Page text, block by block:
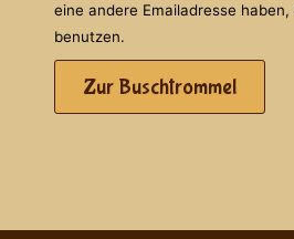
eine andere Emailadresse
benutzen.
Zur Buschtrommel